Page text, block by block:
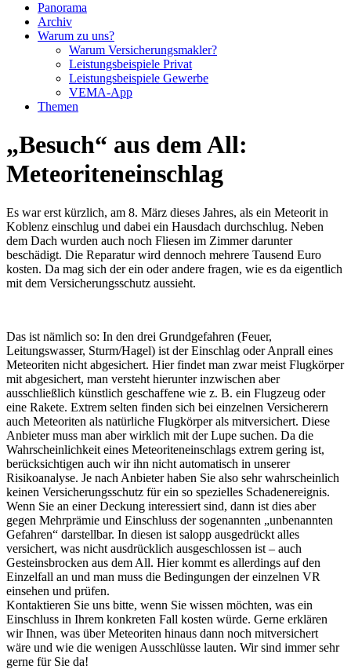
Panorama
Archiv
Warum zu uns?
Warum Versicherungsmakler?
Leistungsbeispiele Privat
Leistungsbeispiele Gewerbe
VEMA-App
Themen
„Besuch“ aus dem All:
Meteoriteneinschlag
Es war erst kürzlich, am 8. März dieses Jahres, als ein Meteorit in
Koblenz einschlug und dabei ein Hausdach durchschlug. Neben
dem Dach wurden auch noch Fliesen im Zimmer darunter
beschädigt. Die Reparatur wird dennoch mehrere Tausend Euro
kosten. Da mag sich der ein oder andere fragen, wie es da eigentlich
mit dem Versicherungsschutz aussieht.
Das ist nämlich so: In den drei Grundgefahren (Feuer,
Leitungswasser, Sturm/Hagel) ist der Einschlag oder Anprall eines
Meteoriten nicht abgesichert. Hier findet man zwar meist Flugkörper
mit abgesichert, man versteht hierunter inzwischen aber
ausschließlich künstlich geschaffene wie z. B. ein Flugzeug oder
eine Rakete. Extrem selten finden sich bei einzelnen Versicherern
auch Meteoriten als natürliche Flugkörper als mitversichert. Diese
Anbieter muss man aber wirklich mit der Lupe suchen. Da die
Wahrscheinlichkeit eines Meteoriteneinschlags extrem gering ist,
berücksichtigen auch wir ihn nicht automatisch in unserer
Risikoanalyse. Je nach Anbieter haben Sie also sehr wahrscheinlich
keinen Versicherungsschutz für ein so spezielles Schadenereignis.
Wenn Sie an einer Deckung interessiert sind, dann ist dies aber
gegen Mehrprämie und Einschluss der sogenannten „unbenannten
Gefahren“ darstellbar. In diesen ist salopp ausgedrückt alles
versichert, was nicht ausdrücklich ausgeschlossen ist – auch
Gesteinsbrocken aus dem All. Hier kommt es allerdings auf den
Einzelfall an und man muss die Bedingungen der einzelnen VR
einsehen und prüfen.
Kontaktieren Sie uns bitte, wenn Sie wissen möchten, was ein
Einschluss in Ihrem konkreten Fall kosten würde. Gerne erklären
wir Ihnen, was über Meteoriten hinaus dann noch mitversichert
wäre und wie die wenigen Ausschlüsse lauten. Wir sind immer sehr
gerne für Sie da!